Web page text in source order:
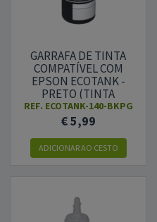
GARRAFA DE TINTA
COMPATÍVEL COM
EPSON ECOTANK -
PRETO (TINTA
PIGMENTADA)
REF. ECOTANK-140-BKPG
€ 5,99
ADICIONARAO CESTO